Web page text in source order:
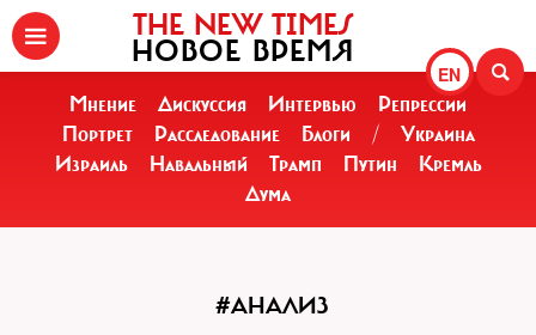
EN
THE NEW TIMES
НОВОЕ ВРЕМЯ
Мнение Дискуссия Интервью
Репрессии
Портрет
Расследование Блоги /
Украина
Израиль
Навальный Трамп Путин
Кремль
Дума
#АНАЛИЗ